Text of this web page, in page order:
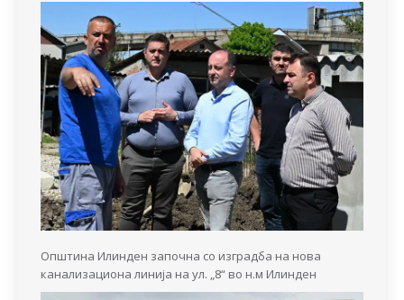
Општина Илинден започна со изградба на нова
канализациона линија на ул. „8“ во н.м Илинден